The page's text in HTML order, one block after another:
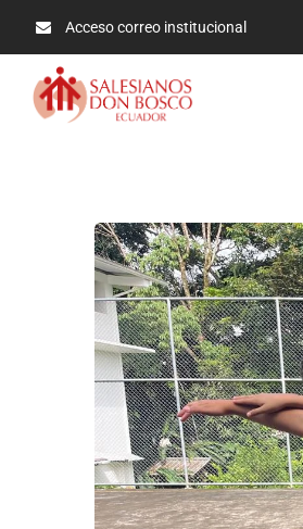
Acceso correo institucional